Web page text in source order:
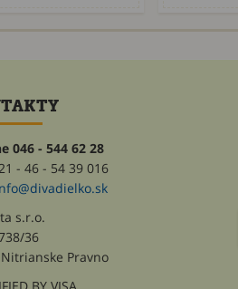
046 - 544 62 28
- 46 - 54 39 016
s.r.o.
36
Pravno